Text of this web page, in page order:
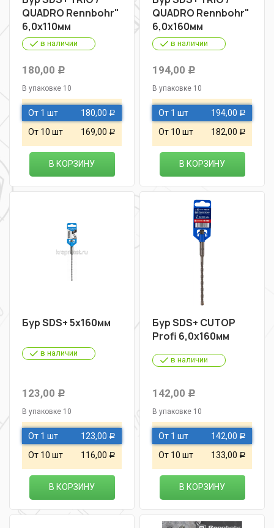
QUADRO Rennbohr"
6,0х110мм
в наличии
180,00 Р
В упаковке 10
От 1 шт 180,00 Р
От 10 шт 169,00 Р
В КОРЗИНУ
QUADRO Rennbohr"
6,0х160мм
в наличии
194,00 Р
В упаковке 10
От 1 шт 194,00 Р
От 10 шт 182,00 Р
В КОРЗИНУ
Бур SDS+ 5х160мм
в наличии
123,00 Р
В упаковке 10
От 1 шт 123,00 Р
От 10 шт 116,00 Р
В КОРЗИНУ
Бур SDS+ CUTOP
Profi 6,0х160мм
в наличии
142,00 Р
В упаковке 10
От 1 шт 142,00 Р
От 10 шт 133,00 Р
В КОРЗИНУ